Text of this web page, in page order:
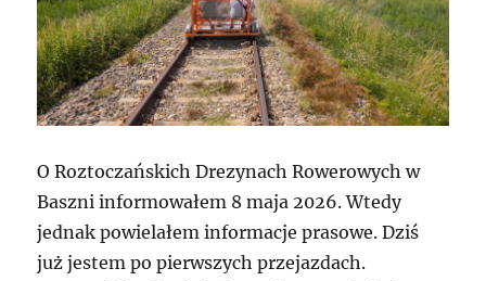
O Roztoczańskich Drezynach Rowerowych w
Baszni informowałem 8 maja 2026. Wtedy
jednak powielałem informacje prasowe. Dziś
już jestem po pierwszych przejazdach.